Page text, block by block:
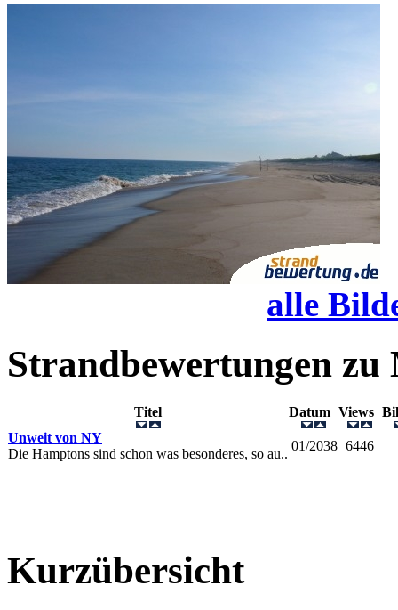
alle
Strandbewertungen zu
Titel Datum Views
Unweit von NY
Die Hamptons sind schon was besonderes, so au..
01/2038 6446
Kurzübersicht